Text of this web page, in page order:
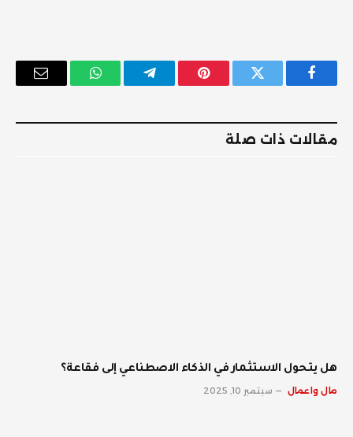
فيسبوك تويتر بينتيريستتيلقرام واتساب
البريد
مقالات ذات صلة
هل يتحول الاستثمار في الذكاء الاصطناعي إلى فقاعة؟
مال واعمال سبتمبر 10, 2025